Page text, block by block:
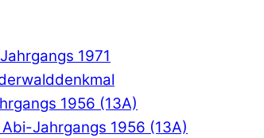
1971
1956 (13A)
Jahrgangs 1956 (13A)